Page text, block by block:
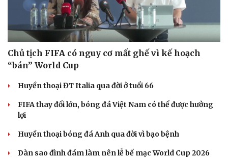
Chủ tịch FIFA có nguy cơ mất ghế vì kế hoạch
“bán” World Cup
Huyền thoại ĐT Italia qua đời ở tuổi 66
FIFA thay đổi lớn, bóng đá Việt Nam có thể được hưởng
lợi
Huyền thoại bóng đá Anh qua đời vì bạo bệnh
Dàn sao đình đám làm nên lễ bế mạc World Cup 2026